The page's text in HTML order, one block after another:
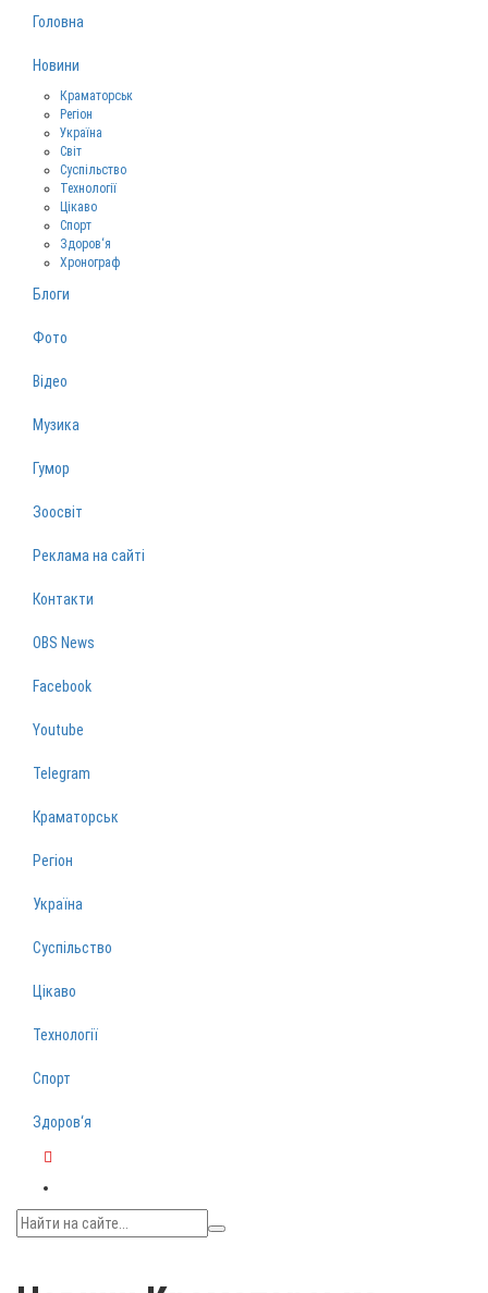
Головна
Новини
Краматорськ
Регіон
Україна
Світ
Суспільство
Технології
Цікаво
Спорт
Здоров‘я
Хронограф
Блоги
Фото
Відео
Музика
Гумор
Зоосвіт
Реклама на сайті
Контакти
OBS News
Facebook
Youtube
Telegram
Краматорськ
Регіон
Україна
Суспільство
Цікаво
Технології
Спорт
Здоров‘я